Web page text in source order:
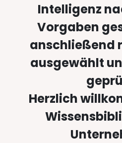
Intelligenz
Vorgaben
anschließend
ausgewählt
Herzlich